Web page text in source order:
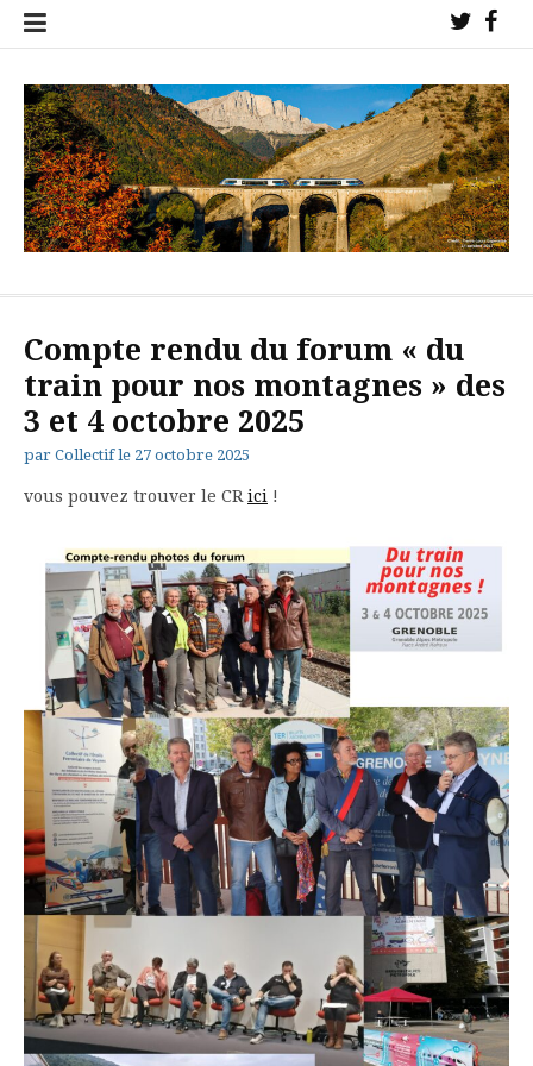
Aller
Twitter
!
!
trains sur nos lignes !
Compte rendu du forum « du
train pour nos montagnes » des
3 et 4 octobre 2025
par Collectif le 27 octobre 2025
vous pouvez trouver le CR ici !